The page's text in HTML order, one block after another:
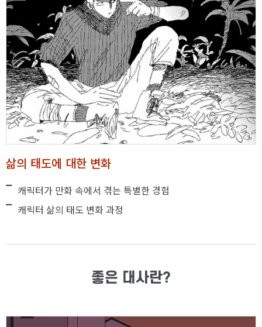
삶의 태도에 대한 변화
캐릭터가 만화 속에서 겪는 특별한 경험
캐릭터 삶의 태도 변화 과정
좋은 대사란?